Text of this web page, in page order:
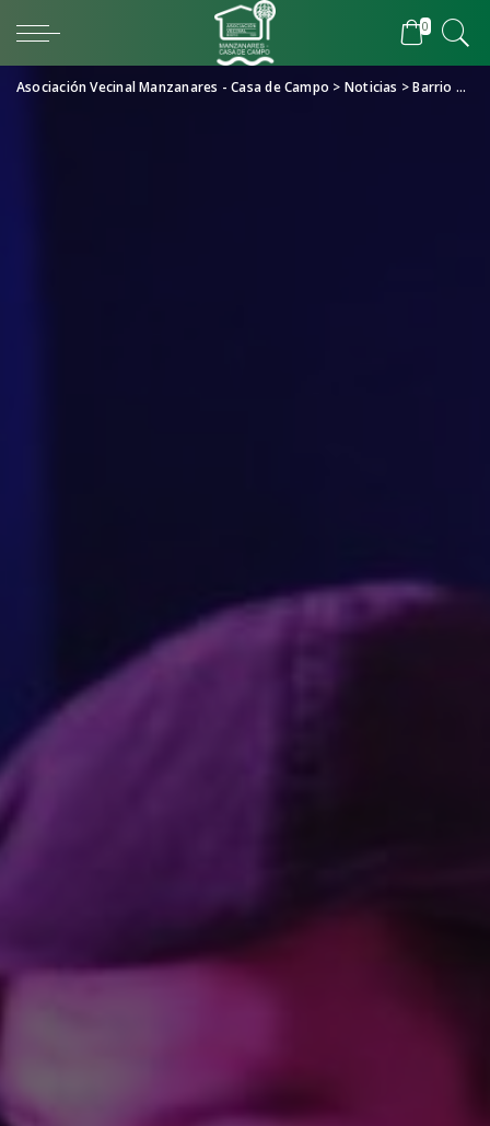
0
Asociación Vecinal Manzanares - Casa de Campo > Noticias >Barrio Sonoro